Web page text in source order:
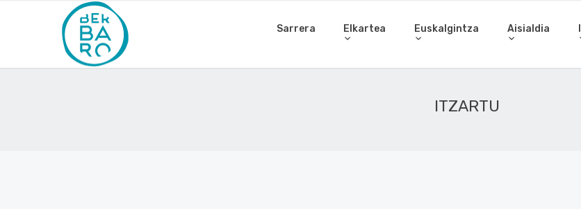
Sarrera Elkartea Euskalgintza Aisialdia
ITZARTU